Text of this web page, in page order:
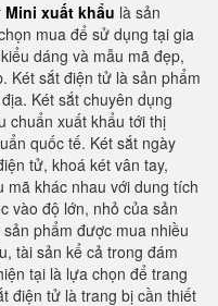
Mini xuất khẩu là sản
mua để sử dụng tại gia
dáng và mẫu mã đẹp,
Két sắt điện tử là sản phẩm
Két sắt chuyên dụng
chuẩn xuất khẩu tới thị
quốc tế. Két sắt ngày
tử, khoá két vân tay,
mã khác nhau với dung tích
vào độ lớn, nhỏ của sản
phẩm được mua nhiều
tài sản kể cả trong đám
tại là lựa chọn để trang
điện tử là trang bị cần thiết